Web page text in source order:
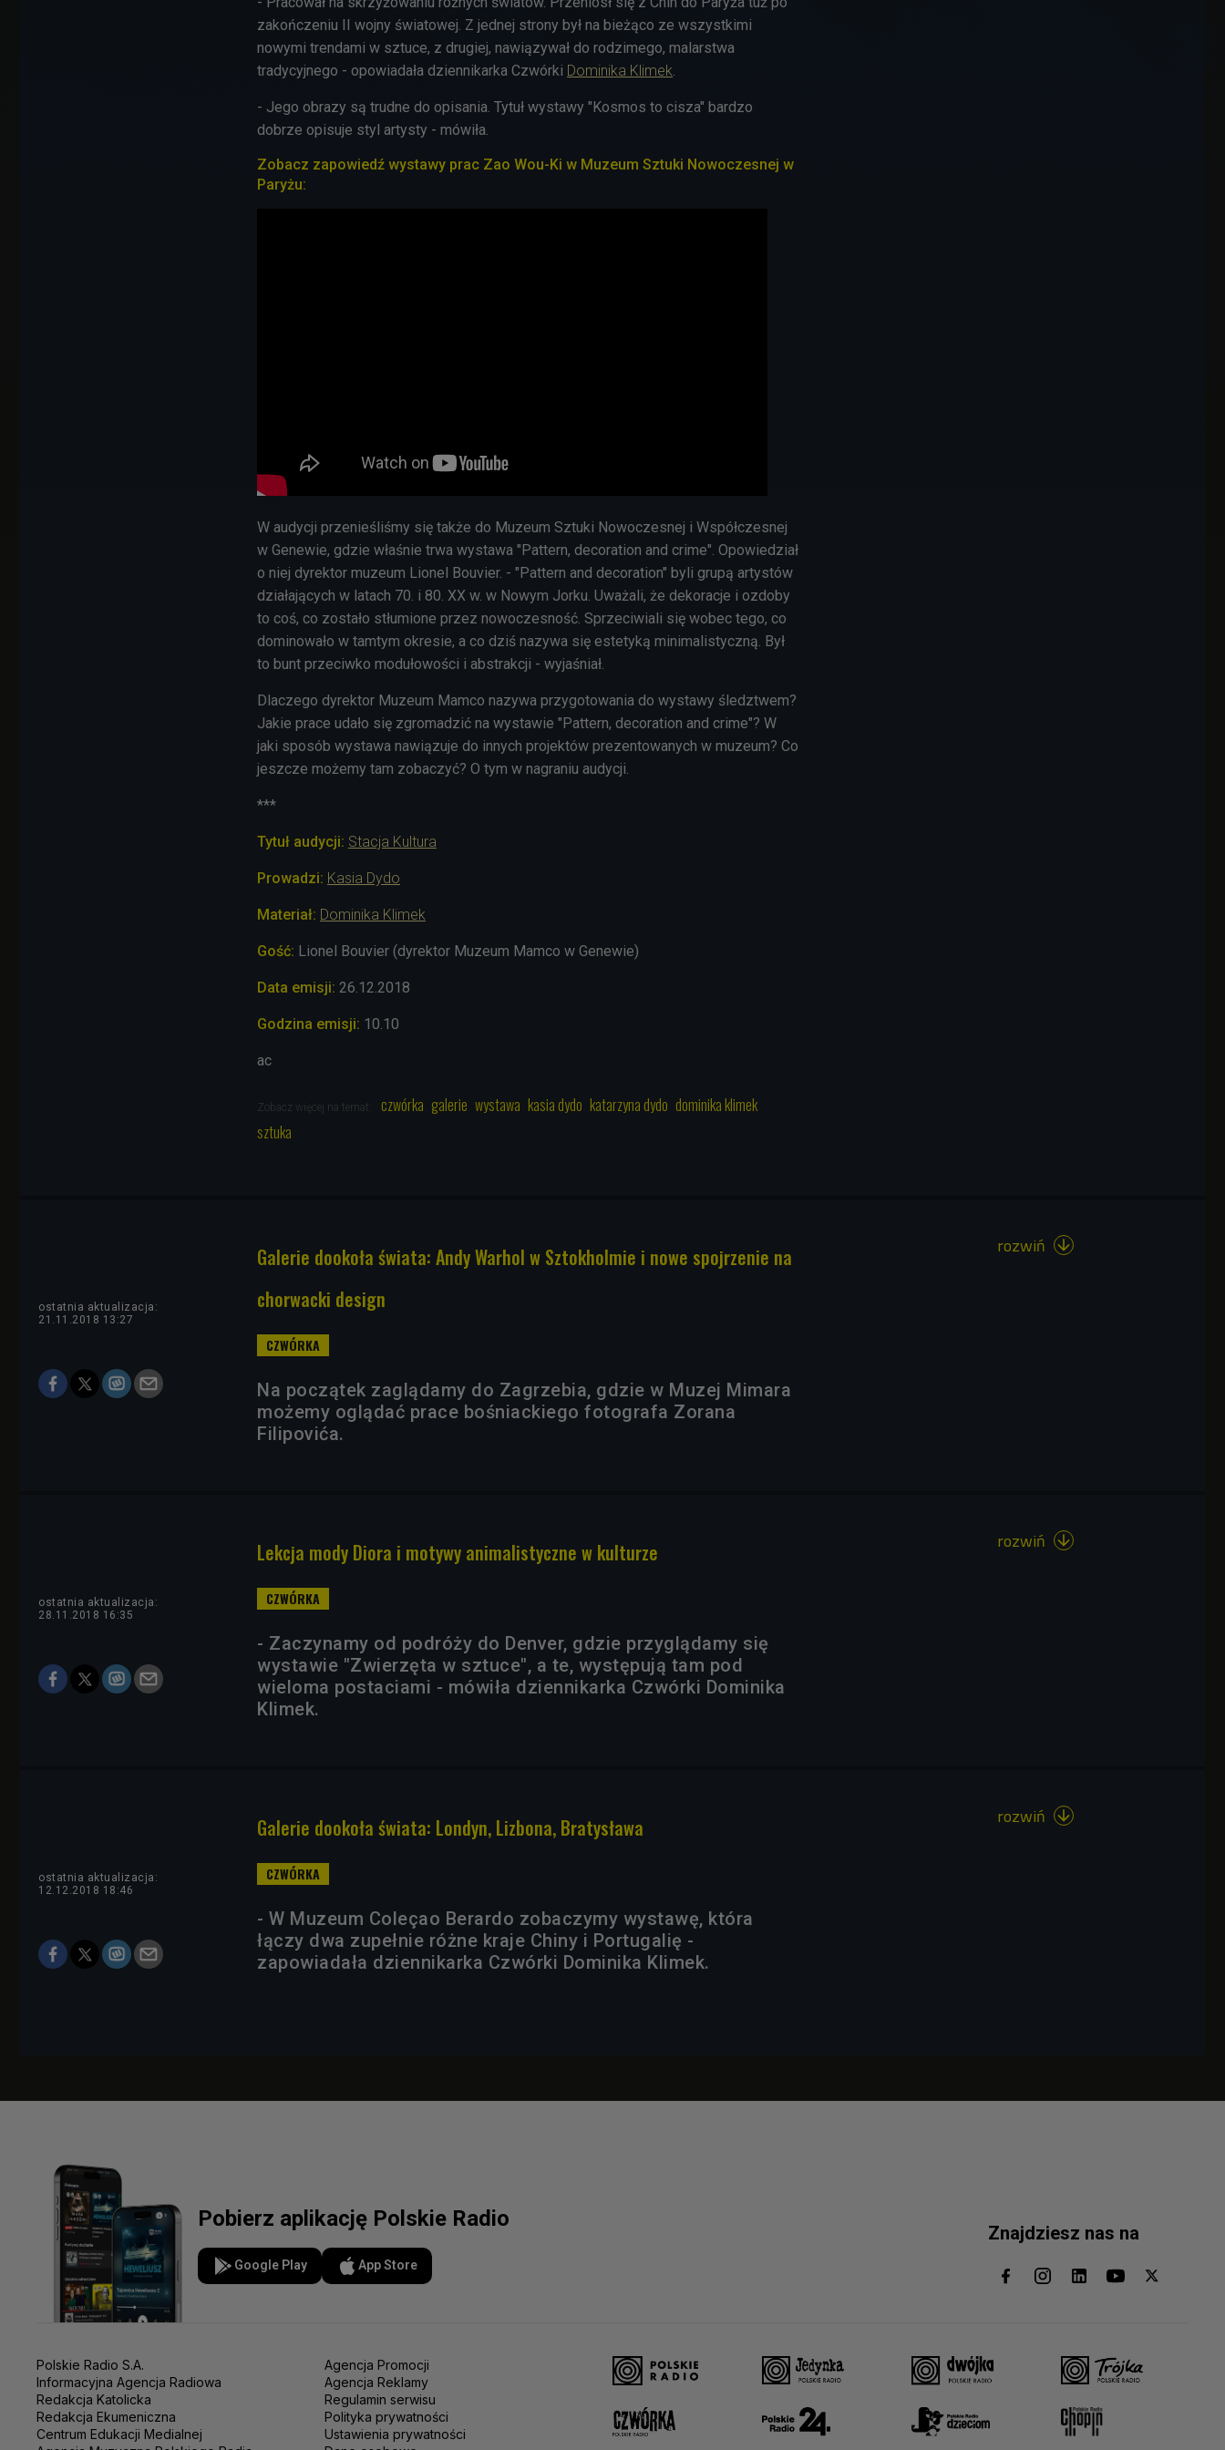
zakończeniu II wojny światowej. Z jednej strony był na bieżąco ze wszystkimi
nowymi trendami w sztuce, z drugiej, nawiązywał do rodzimego, malarstwa
tradycyjnego - opowiadała dziennikarka Czwórki Dominika Klimek.
- Jego obrazy są trudne do opisania. Tytuł wystawy "Kosmos to cisza" bardzo
dobrze opisuje styl artysty - mówiła.
Zobacz zapowiedź wystawy prac Zao Wou-Ki w Muzeum Sztuki Nowoczesnej w
Paryżu:
W audycji przenieśliśmy się także do Muzeum Sztuki Nowoczesnej i Współczesnej
w Genewie, gdzie właśnie trwa wystawa "Pattern, decoration and crime". Opowiedział
o niej dyrektor muzeum Lionel Bouvier. - "Pattern and decoration" byli grupą artystów
działających w latach 70. i 80. XX w. w Nowym Jorku. Uważali, że dekoracje i ozdoby
to coś, co zostało stłumione przez nowoczesność. Sprzeciwiali się wobec tego, co
dominowało w tamtym okresie, a co dziś nazywa się estetyką minimalistyczną. Był
to bunt przeciwko modułowości i abstrakcji - wyjaśniał.
Dlaczego dyrektor Muzeum Mamco nazywa przygotowania do wystawy śledztwem?
Jakie prace udało się zgromadzić na wystawie "Pattern, decoration and crime"? W
jaki sposób wystawa nawiązuje do innych projektów prezentowanych w muzeum? Co
jeszcze możemy tam zobaczyć? O tym w nagraniu audycji.
***
Tytuł audycji: Stacja Kultura
Prowadzi: Kasia Dydo
Materiał: Dominika Klimek
Gość: Lionel Bouvier (dyrektor Muzeum Mamco w Genewie)
Data emisji: 26.12.2018
Godzina emisji: 10.10
ac
Zobacz więcej na temat: czwórka galerie wystawa kasia dydo katarzyna dydo dominika klimek
sztuka
Galerie dookoła świata: Andy Warhol w Sztokholmie i nowe spojrzenie na
chorwacki design
ostatnia aktualizacja:
21.11.2018 13:27
Na początek zaglądamy do Zagrzebia, gdzie w Muzej Mimara
możemy oglądać prace bośniackiego fotografa Zorana
Filipovića.
rozwiń 
Lekcja mody Diora i motywy animalistyczne w kulturze
ostatnia aktualizacja:
28.11.2018 16:35
- Zaczynamy od podróży do Denver, gdzie przyglądamy się
wystawie "Zwierzęta w sztuce", a te, występują tam pod
wieloma postaciami - mówiła dziennikarka Czwórki Dominika
Klimek.
rozwiń 
Galerie dookoła świata: Londyn, Lizbona, Bratysława
ostatnia aktualizacja:
12.12.2018 18:46
- W Muzeum Coleçao Berardo zobaczymy wystawę, która
łączy dwa zupełnie różne kraje Chiny i Portugalię -
zapowiadała dziennikarka Czwórki Dominika Klimek.
rozwiń 
Pobierz aplikację Polskie Radio
Google Play App Store
Znajdziesz nas na
Polskie Radio S.A.
Informacyjna Agencja Radiowa
Redakcja Katolicka
Redakcja Ekumeniczna
Centrum Edukacji Medialnej
Agencja Promocji
Agencja Reklamy
Regulamin serwisu
Polityka prywatności
Ustawienia prywatności